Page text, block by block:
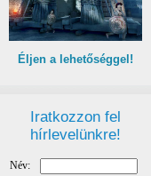
Éljen a lehetőséggel!
Iratkozzon fel
hírlevelünkre!